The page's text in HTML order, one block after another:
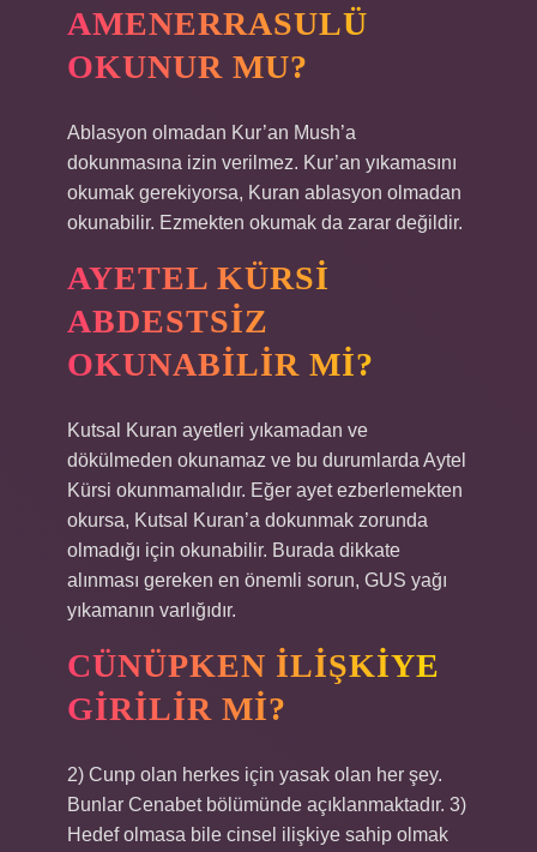
AMENERRASULÜ
OKUNUR MU?
Ablasyon olmadan Kur’an Mush’a
dokunmasına izin verilmez. Kur’an yıkamasını
okumak gerekiyorsa, Kuran ablasyon olmadan
okunabilir. Ezmekten okumak da zarar değildir.
AYETEL KÜRSI
ABDESTSIZ
OKUNABILIR MI?
Kutsal Kuran ayetleri yıkamadan ve
dökülmeden okunamaz ve bu durumlarda Aytel
Kürsi okunmamalıdır. Eğer ayet ezberlemekten
okursa, Kutsal Kuran’a dokunmak zorunda
olmadığı için okunabilir. Burada dikkate
alınması gereken en önemli sorun, GUS yağı
yıkamanın varlığıdır.
CÜNÜPKEN ILIŞKIYE
GIRILIR MI?
2) Cunp olan herkes için yasak olan her şey.
Bunlar Cenabet bölümünde açıklanmaktadır. 3)
Hedef olmasa bile cinsel ilişkiye sahip olmak